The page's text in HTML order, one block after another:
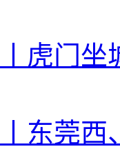
虎门
东莞